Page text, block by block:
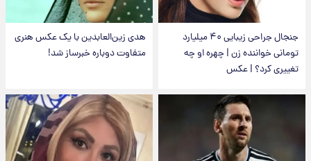
جنجال جراحی زیبایی ۴۰ میلیارد
تومانی خواننده زن | چهره او چه
تغییری کرد؟ | عکس
هدی زین‌العابدین با یک عکس هنری
متفاوت دوباره خبرساز شد!